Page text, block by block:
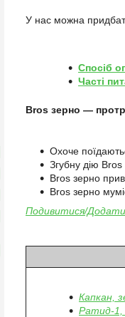
У нас можна
Спосіб
Часті
Bros зерно —
Охоче
Згубну дію
Bros зерно
Bros зерно
Подивитися/Додати
Капкан,
Ратид-1,